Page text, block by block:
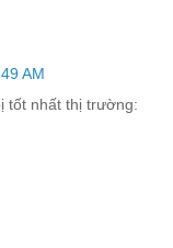
AM
tốt nhất thị trường: